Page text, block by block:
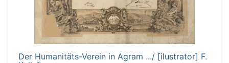
Der Humanitäts-Verein in Agram .../ [ilustrator] F.